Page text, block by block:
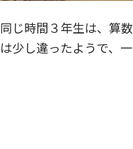
同じ時間３年生は、算
は少し違ったようで、